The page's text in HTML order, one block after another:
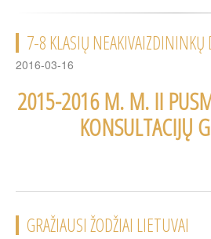
7-8 KLASIŲ NEAKIVAIZDININKŲ
2016-03-16
2015-2016 M. M. II
KONSULTACIJŲ
GRAŽIAUSI ŽODŽIAI LIETUVAI